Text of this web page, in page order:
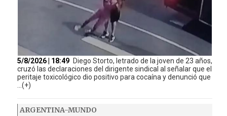
5/8/2026 | 18:49 Diego Storto, letrado de la joven de 23 años,
cruzó las declaraciones del dirigente sindical al señalar que el
peritaje toxicológico dio positivo para cocaína y denunció que
...(+)
ARGENTINA-MUNDO